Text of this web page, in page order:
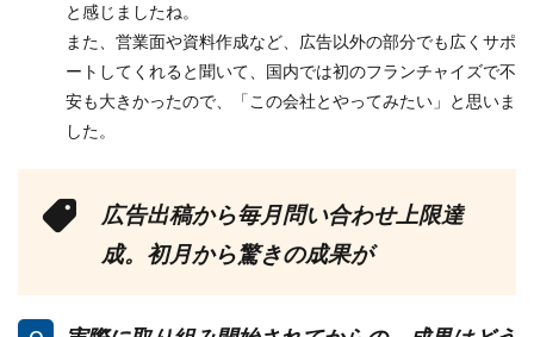
と感じましたね。
また、営業面や資料作成など、広告以外の部分でも広くサポ
ートしてくれると聞いて、国内では初のフランチャイズで不
安も大きかったので、「この会社とやってみたい」と思いま
した。
広告出稿から毎月問い合わせ上限達
成。初月から驚きの成果が